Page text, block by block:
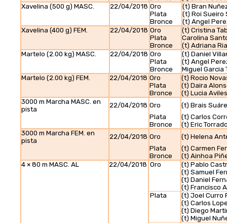
Xavelina (500 g) MASC.
22/04/2018 Oro
(t) Bran
Plata
(t) Roi Sueiro
Bronce
(t) Angel
Xavelina (400 g) FEM.
22/04/2018 Oro
(t) Cristina
Plata
Carolina
Bronce
(t) Adriana
Martelo (2.00 kg) MASC.
22/04/2018 Oro
(t) Daniel
Plata
(t) Angel
Bronce
Miguel Garcia
Martelo (2.00 kg) FEM.
22/04/2018 Oro
(t) Rocio
Plata
(t) Daira
Bronce
(t) Lucia
3000 m Marcha MASC. en
pista
22/04/2018 Oro
(t) Brais
Plata
(t) Carlos
Bronce
(t) Eric
3000 m Marcha FEM. en
pista
22/04/2018 Oro
(t) Helena
Plata
(t) Carmen
Bronce
(t) Ainhoa
4 × 80 m MASC. AL
22/04/2018 Oro
(t) Pablo
(t) Samuel
(t) Daniel
(t) Francisco
Plata
(t) Joel Curro
(t) Carlos
(t) Diego
(t) Miguel